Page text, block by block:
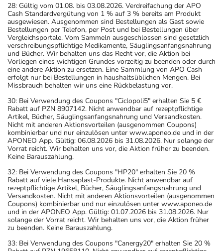
28: Gültig vom 01.08. bis 03.08.2026. Verdreifachung der APO
Cash Standardvergütung von 1 % auf 3 % bereits am Produkt
ausgewiesen. Ausgenommen sind Bestellungen als Gast sowie
Bestellungen per Telefon, per Post und bei Bestellungen über
Vergleichsportale. Vom Sammeln ausgeschlossen sind gesetzlich
verschreibungspflichtige Medikamente, Säuglingsanfangsnahrung
und Bücher. Wir behalten uns das Recht vor, die Aktion bei
Vorliegen eines wichtigen Grundes vorzeitig zu beenden oder durch
eine andere Aktion zu ersetzen. Eine Sammlung von APO Cash
erfolgt nur bei Bestellungen in haushaltsüblichen Mengen. Bei
Missbrauch behalten wir uns eine Rückbelastung vor.
30: Bei Verwendung des Coupons "Ciclopoli5" erhalten Sie 5 €
Rabatt auf PZN 8907142. Nicht anwendbar auf rezeptpflichtige
Artikel, Bücher, Säuglingsanfangsnahrung und Versandkosten.
Nicht mit anderen Aktionsvorteilen (ausgenommen Coupons)
kombinierbar und nur einzulösen unter www.aponeo.de und in der
APONEO App. Gültig: 06.08.2026 bis 31.08.2026. Nur solange der
Vorrat reicht. Wir behalten uns vor, die Aktion früher zu beenden.
Keine Barauszahlung.
32: Bei Verwendung des Coupons "HP20" erhalten Sie 20 %
Rabatt auf viele Hansaplast-Produkte. Nicht anwendbar auf
rezeptpflichtige Artikel, Bücher, Säuglingsanfangsnahrung und
Versandkosten. Nicht mit anderen Aktionsvorteilen (ausgenommen
Coupons) kombinierbar und nur einzulösen unter www.aponeo.de
und in der APONEO App. Gültig: 01.07.2026 bis 31.08.2026. Nur
solange der Vorrat reicht. Wir behalten uns vor, die Aktion früher
zu beenden. Keine Barauszahlung.
33: Bei Verwendung des Coupons "Canergy20" erhalten Sie 20 %